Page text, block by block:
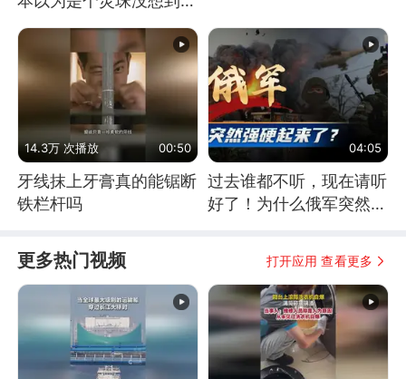
14.3万 次播放 00:50
牙线抹上牙膏真的能锯断
铁栏杆吗
04:05
过去谁都不听，现在请听
好了！为什么俄军突然强
更多热门视频 打开应用 查看更多